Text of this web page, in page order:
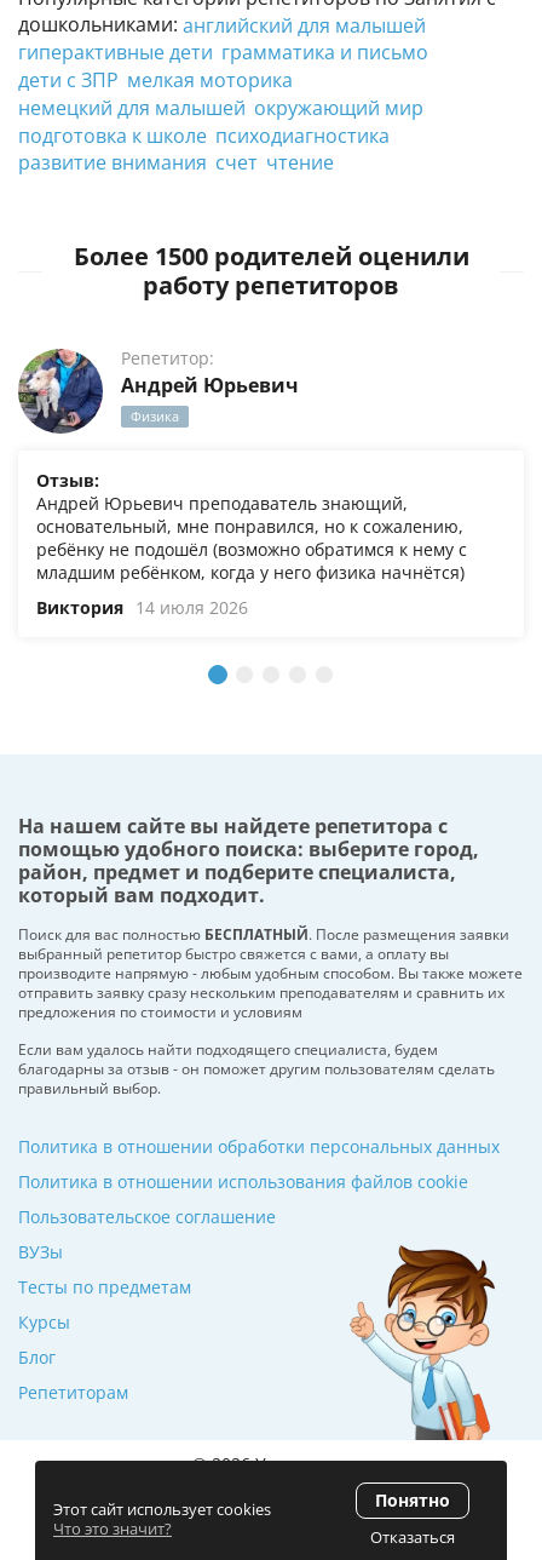
дошкольниками: английский для малышей
гиперактивные дети грамматика и письмо
дети с ЗПР мелкая моторика
немецкий для малышей окружающий мир
подготовка к школе психодиагностика
развитие внимания счет чтение
Более 1500 родителей оценили
работу репетиторов
Репетитор:
Андрей Юрьевич
Физика
Отзыв:
Андрей Юрьевич преподаватель знающий,
основательный, мне понравился, но к сожалению,
ребёнку не подошёл (возможно обратимся к нему с
младшим ребёнком, когда у него физика начнётся)
Виктория 14 июля 2026
На нашем сайте вы найдете репетитора с
помощью удобного поиска: выберите город,
район, предмет и подберите специалиста,
который вам подходит.
Поиск для вас полностью БЕСПЛАТНЫЙ. После размещения заявки
выбранный репетитор быстро свяжется с вами, а оплату вы
производите напрямую - любым удобным способом. Вы также можете
отправить заявку сразу нескольким преподавателям и сравнить их
предложения по стоимости и условиям
Если вам удалось найти подходящего специалиста, будем
благодарны за отзыв - он поможет другим пользователям сделать
правильный выбор.
ВУЗы
Тесты по предметам
Курсы
Блог
Репетиторам
Политика в отношении обработки персональных данных
Политика в отношении использования файлов cookie
Пользовательское соглашение
© 2026 Училкин.ru
Рейтинг 5.0
(120 отзывов)
ZmitroC.by™
Этот сайт использует cookies
Что это значит?
Понятно
Отказаться